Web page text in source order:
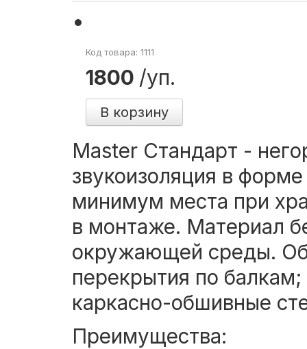
Код товара: 1111
1800 /уп.
В корзину
Master Стандарт -
звукоизоляция в
минимум места при
в монтаже. Материал
окружающей среды.
перекрытия по
каркасно-обшивные
Преимущества: